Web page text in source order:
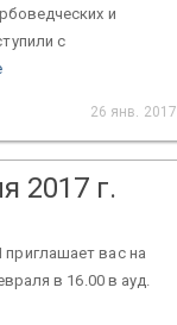
и
с
26 янв. 2017
2017 г.
вас на
в 16.00 в ауд.